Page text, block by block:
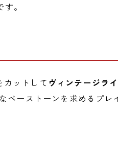
。
カットして ヴィンテージラ
ベーストーンを求めるプレ